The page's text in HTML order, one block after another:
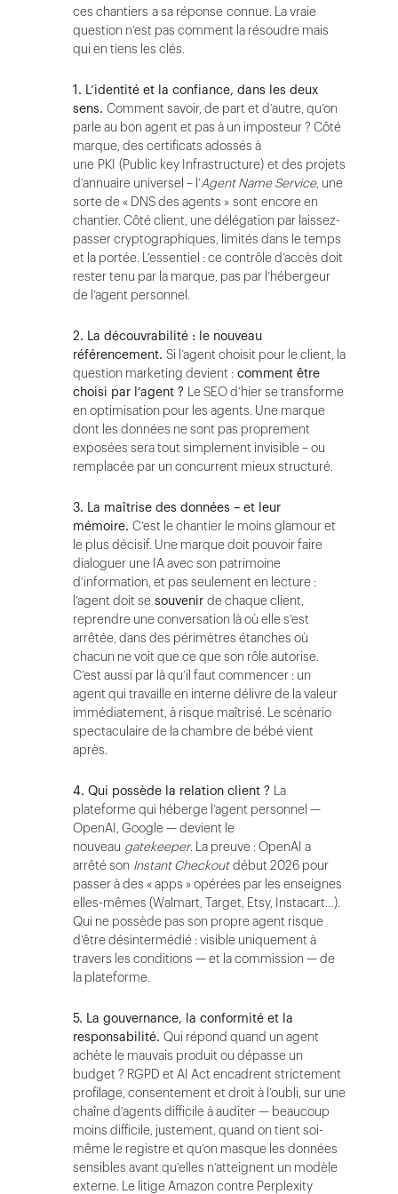
ces chantiers a sa réponse connue. La vraie
question n’est pas comment la résoudre mais
qui en tiens les clés.
1. L’identité et la confiance, dans les deux
sens. Comment savoir, de part et d’autre, qu’on
parle au bon agent et pas à un imposteur ? Côté
marque, des certificats adossés à
une PKI (Public key Infrastructure) et des projets
d’annuaire universel – l’Agent Name Service, une
sorte de « DNS des agents » sont encore en
chantier. Côté client, une délégation par laissez-
passer cryptographiques, limités dans le temps
et la portée. L’essentiel : ce contrôle d’accès doit
rester tenu par la marque, pas par l’hébergeur
de l’agent personnel.
2. La découvrabilité : le nouveau
référencement. Si l’agent choisit pour le client, la
question marketing devient : comment être
choisi par l’agent ? Le SEO d’hier se transforme
en optimisation pour les agents. Une marque
dont les données ne sont pas proprement
exposées sera tout simplement invisible – ou
remplacée par un concurrent mieux structuré.
3. La maîtrise des données – et leur
mémoire. C’est le chantier le moins glamour et
le plus décisif. Une marque doit pouvoir faire
dialoguer une IA avec son patrimoine
d’information, et pas seulement en lecture :
l’agent doit se souvenir de chaque client,
reprendre une conversation là où elle s’est
arrêtée, dans des périmètres étanches où
chacun ne voit que ce que son rôle autorise.
C’est aussi par là qu’il faut commencer : un
agent qui travaille en interne délivre de la valeur
immédiatement, à risque maîtrisé. Le scénario
spectaculaire de la chambre de bébé vient
après.
4. Qui possède la relation client ? La
plateforme qui héberge l’agent personnel —
OpenAI, Google — devient le
nouveau gatekeeper. La preuve : OpenAI a
arrêté son Instant Checkoutdébut 2026 pour
passer à des « apps » opérées par les enseignes
elles-mêmes (Walmart, Target, Etsy, Instacart…).
Qui ne possède pas son propre agent risque
d’être désintermédié : visible uniquement à
travers les conditions — et la commission — de
la plateforme.
5. La gouvernance, la conformité et la
responsabilité. Qui répond quand un agent
achète le mauvais produit ou dépasse un
budget ? RGPD et AI Act encadrent strictement
profilage, consentement et droit à l’oubli, sur une
chaîne d’agents difficile à auditer — beaucoup
moins difficile, justement, quand on tient soi-
même le registre et qu’on masque les données
sensibles avant qu’elles n’atteignent un modèle
externe. Le litige Amazon contre Perplexity